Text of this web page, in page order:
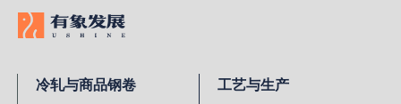
冷轧与商品钢卷 工艺与生产